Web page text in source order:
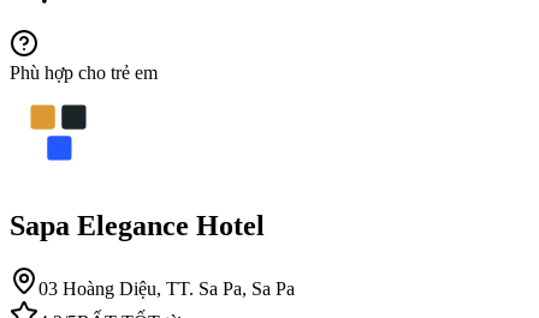
Phù hợp cho trẻ em
Sapa Elegance Hotel
03 Hoàng Diệu, TT. Sa Pa, Sa Pa